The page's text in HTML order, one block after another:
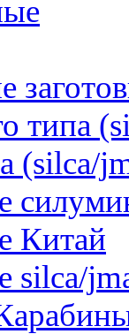
типа
(silca/
Китай
silca/